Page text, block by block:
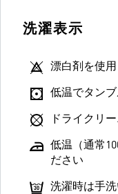
洗濯表示
漂白剤を使
低温でタン
ドライクリ
低温（通常
ださい
洗濯時は手洗